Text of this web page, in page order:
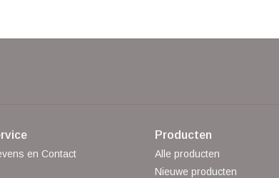
en Contact
Producten
Alle producten
Nieuwe producten